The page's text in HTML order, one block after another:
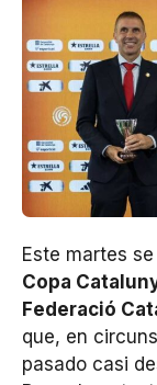
Este martes
Copa
Federació
que, en
pasado casi